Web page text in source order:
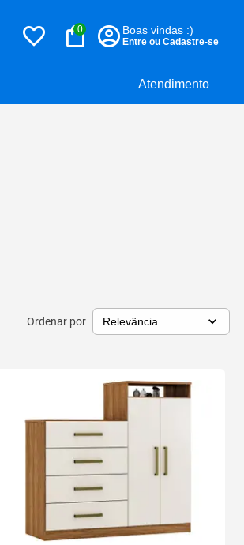
Atendimento
0 Boas vindas :)
Entre ou Cadastre-se
Ordenar por